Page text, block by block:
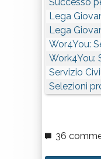
Lega
Lega
Wor4You:
Work4You:
Servizio
Selezioni
36